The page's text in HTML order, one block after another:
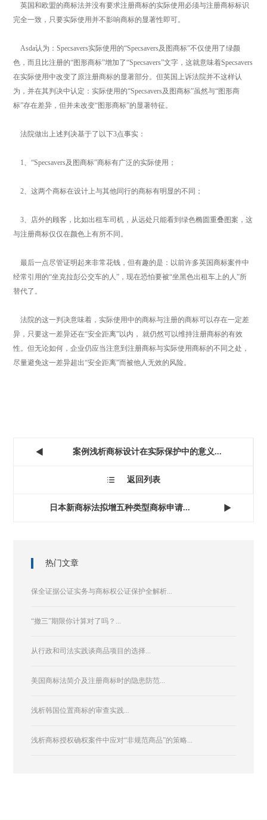
英国和欧盟的商标法并没有要求注册商标的实际使用必须与注册商标标识
完全一致，只要实际使用并不影响商标的显著性即可。
Asda认为：Specsavers实际使用的“Specsavers及图商标”不仅使用了绿颜
色，而且比注册的“图形商标”增加了“Specsavers”文字，这就意味着Specsavers
在实际使用中改变了原注册商标的显著部分。但英国上诉法院并不这样认
为，并在其判决中认定：实际使用的“Specsavers及图商标”虽然与“图形商
标”存在差异，但并未改变“图形商标”的显著特征。
法院做出上述判决基于了以下3点事实：
1、“Specsavers及图商标”商标有广泛的实际使用；
2、这两个商标在设计上与其他同行的商标有明显的不同；
3、店外的顾客，比如出租车司机，从远处只能看到绿色椭圆重叠图案，这
与注册商标仅仅在颜色上有所不同。
最后一点尽管证明起来非常花钱，但有趣的是：以前许多英国商标案件中
经常引用的“坐克拉彭公交车的人”，现在恐怕要被“坐黑色出租车上的人”所
替代了。
法院的这一判决意味着，实际使用中的商标与注册的商标可以存在一定差
异，只要这一差异还在“安全距离”以内， 就仍然可以维持注册商标的有效
性。但无论如何，企业仍应当注意到注册商标与实际使用商标的不同之处，
尽量避免这一差异超出“安全距离”而被他人无效的风险。
 案例浅析商标设计在实际保护中的意义...
 返回列表
日本新商标法拟增五种类型商标申请... 
热门文章
保全证据公证实务与商标权公证保护全解析...
“撤三”期限你计算对了吗？...
从行政和司法实践谈商品项目的选择...
美国商标法简介及注册商标时的隐患防范...
浅析韩国位置商标的审查实践...
浅析商标授权确权案件中应对“非规范商品”的策略...